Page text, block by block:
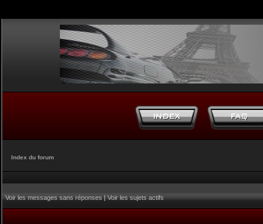
Index du forum
Voir les messages sans réponses|Voir les sujets actifs